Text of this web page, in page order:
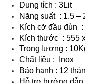
Dung tích : 3Lit
Năng suất : 1.5 –
Kích cỡ đầu đùn :
Kích thước : 555
Trọng lượng :
Chất liệu : Inox
Bảo hành : 12